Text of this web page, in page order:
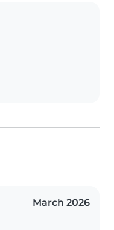
March 2026